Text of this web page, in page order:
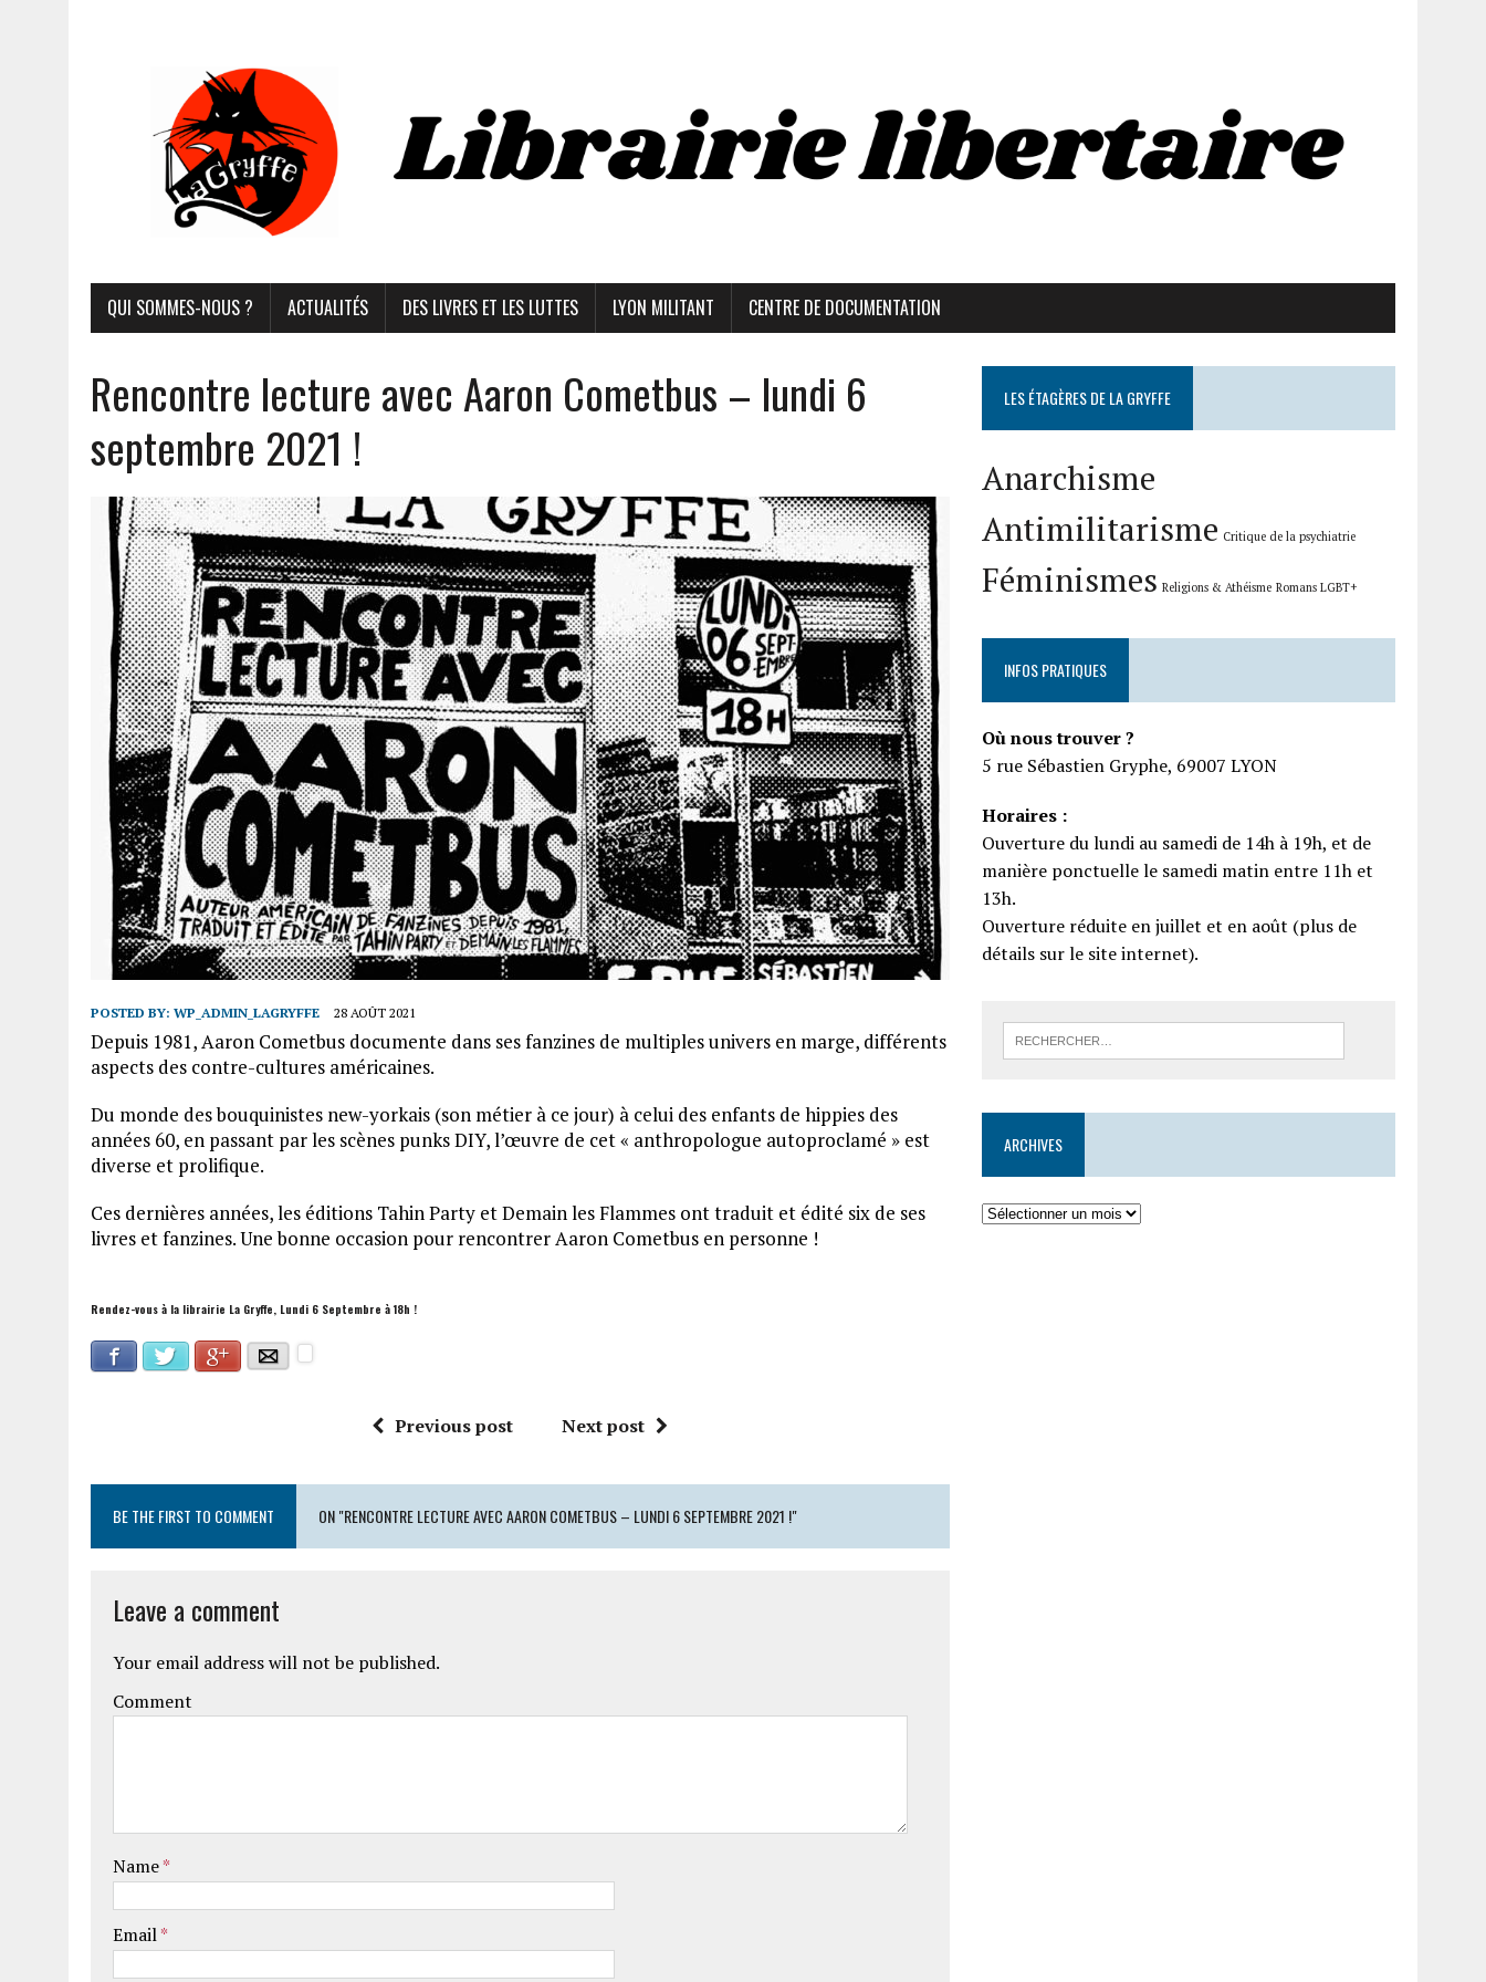
QUI SOMMES-NOUS ? ACTUALITÉS DES LIVRES ET LES LUTTES LYON MILITANT CENTRE DE DOCUMENTATION
Rencontre lecture avec Aaron Cometbus – lundi 6
septembre 2021 !
POSTED BY: WP_ADMIN_LAGRYFFE 28 AOÛT 2021
Depuis 1981, Aaron Cometbus documente dans ses fanzines de multiples univers en marge, différents
aspects des contre-cultures américaines.
Du monde des bouquinistes new-yorkais (son métier à ce jour) à celui des enfants de hippies des
années 60, en passant par les scènes punks DIY, l’œuvre de cet « anthropologue autoproclamé » est
diverse et prolifique.
Ces dernières années, les éditions Tahin Party et Demain les Flammes ont traduit et édité six de ses
livres et fanzines. Une bonne occasion pour rencontrer Aaron Cometbus en personne !
Rendez-vous à la librairie La Gryffe, Lundi 6 Septembre à 18h !
FacebookTwitterGoogle+E-mail
Previous post Next post
BE THE FIRST TO COMMENT ON "RENCONTRE LECTURE AVEC AARON COMETBUS – LUNDI 6 SEPTEMBRE 2021 !"
Leave a comment
Your email address will not be published.
Comment
Name*
Email*
LES ÉTAGÈRES DE LA GRYFFE
Anarchisme
Antimilitarisme Critique de la psychiatrie
Féminismes Religions & Athéisme Romans LGBT+
INFOS PRATIQUES
Où nous trouver ?
5 rue Sébastien Gryphe, 69007 LYON
Horaires :
Ouverture du lundi au samedi de 14h à 19h, et de
manière ponctuelle le samedi matin entre 11h et
13h.
Ouverture réduite en juillet et en août (plus de
détails sur le site internet).
ARCHIVES